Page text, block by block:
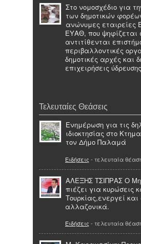
Στο νομοσχέδιο για
των δημοτικών
ανώνυμες εταιρείες
ΕΥΑΘ, που ψηφίζεται
αντιτίθενται
περιβαλλοντικές
δημοτικές αρχές και
επιχειρήσεις ύδρευσης
Τελευταίες Θεάσεις
Ενημέρωση για τις
ιδιοκτησίας στο
τον Δήμο Παλαμά
Ειδήσεις - τελευταία
ΑΛΕΞΗΣ ΤΣΙΠΡΑΣ Ο
πιέζει για κυρώσεις
Τουρκίας,ενεργεί
αλλαζονικά.
Ειδήσεις - τελευταία